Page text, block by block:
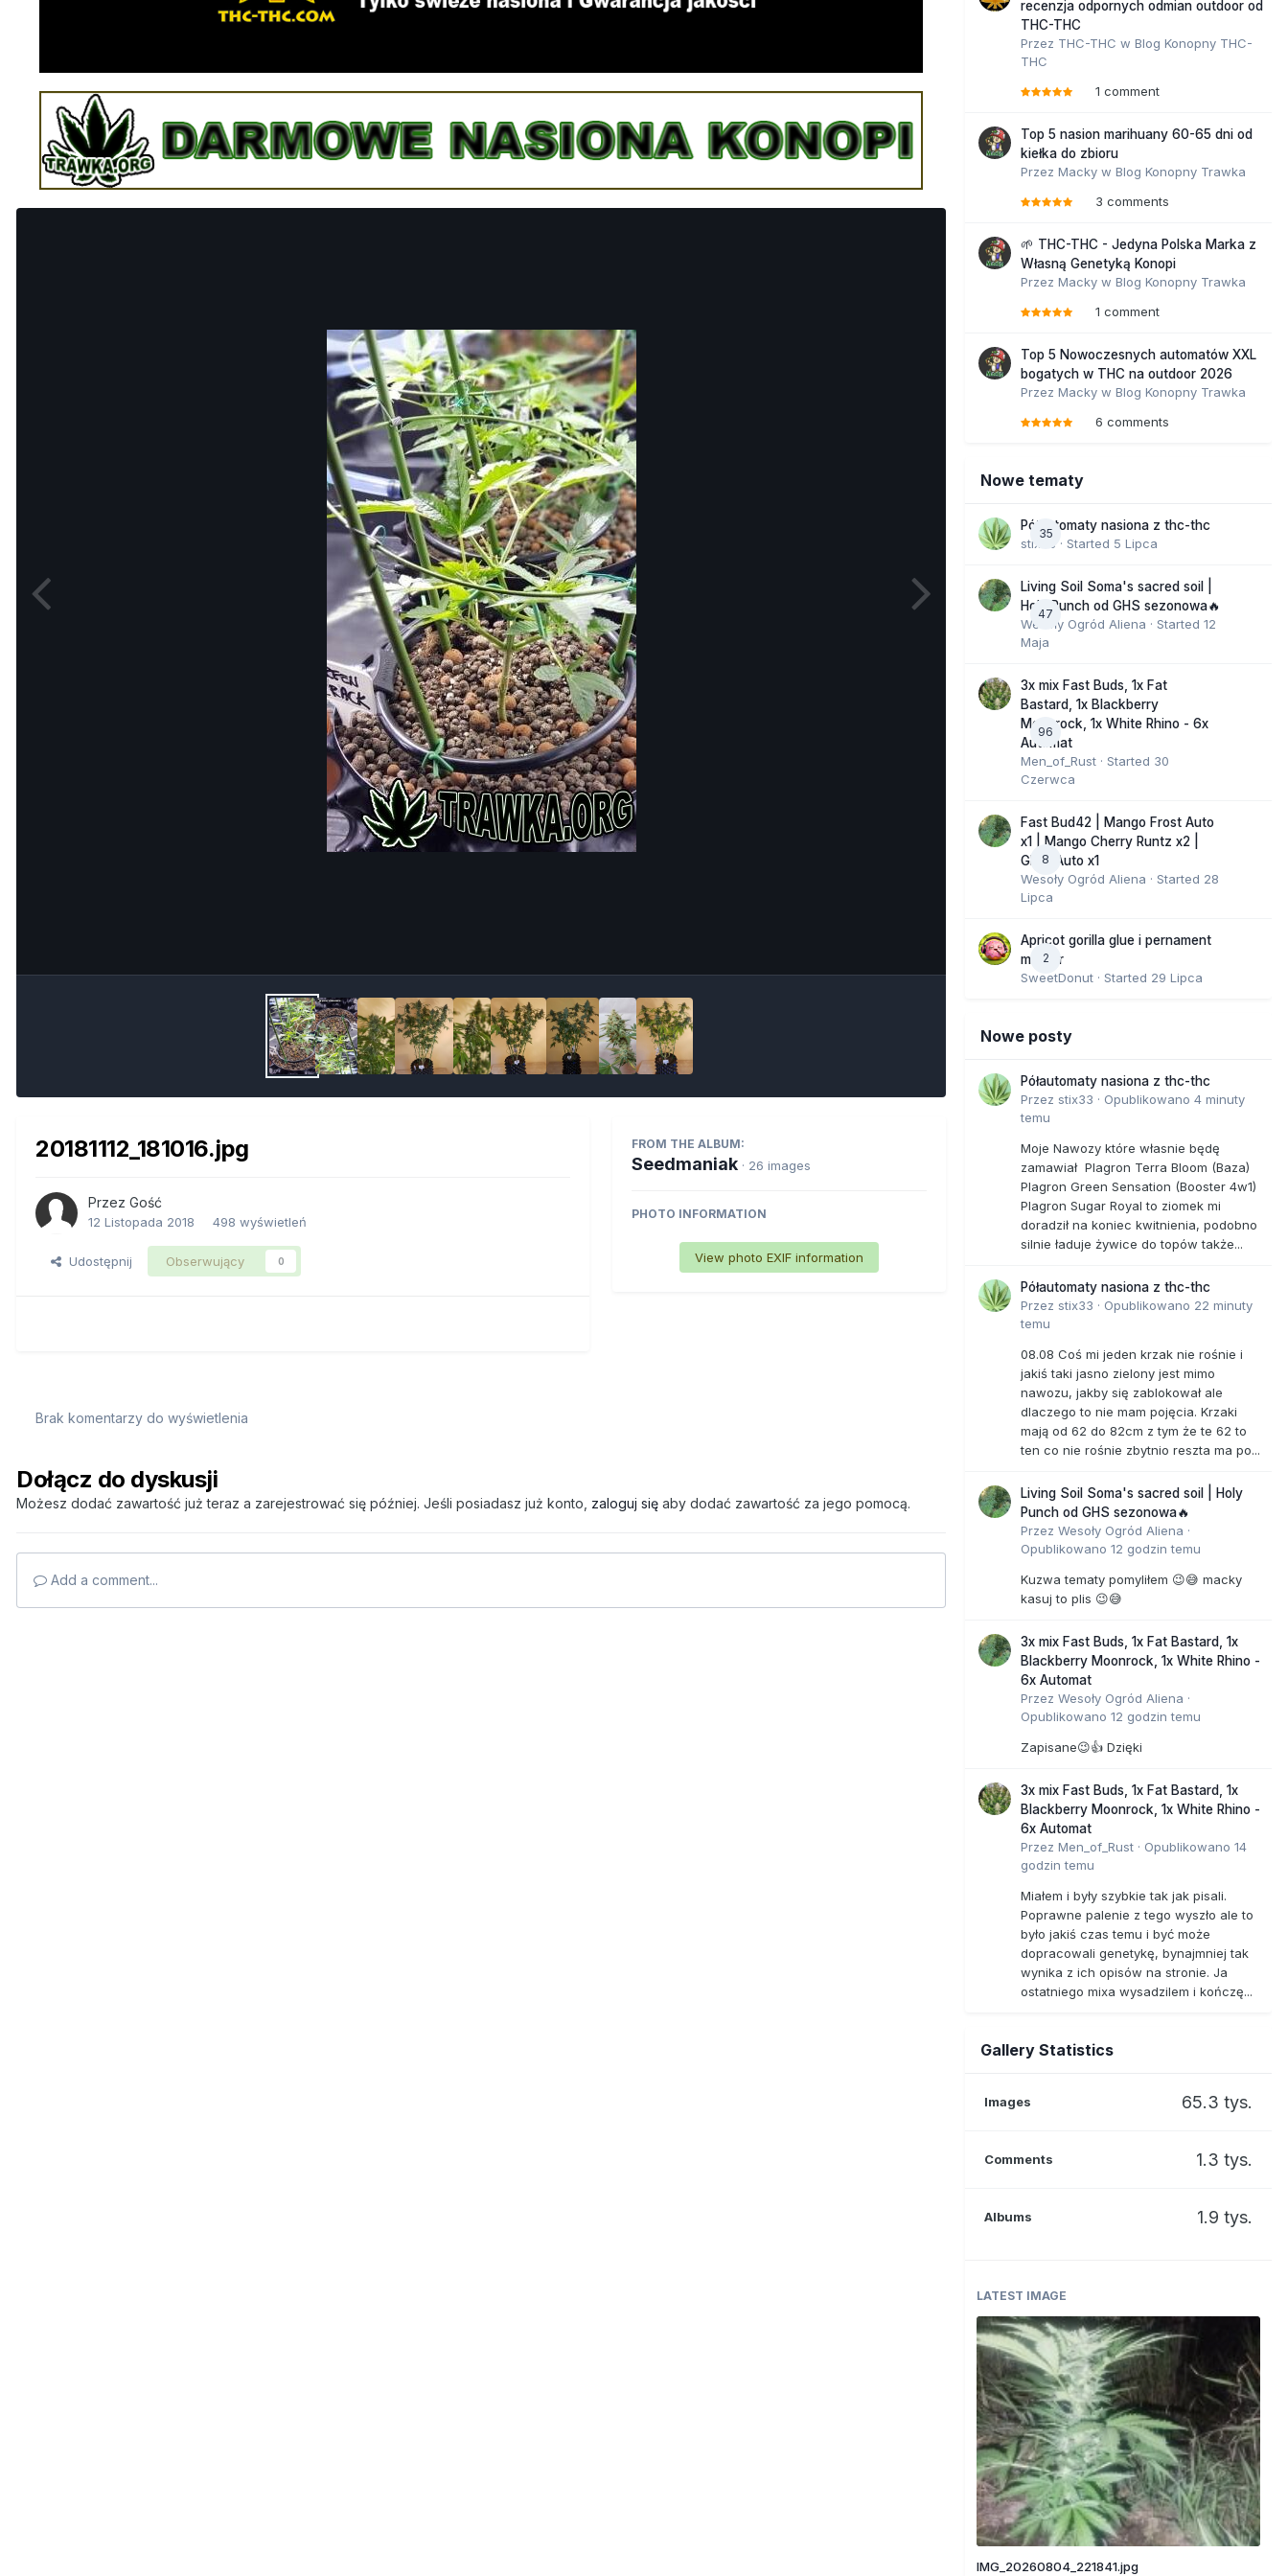
20181112_181016.jpg
Przez Gość
12 Listopada 2018 498 wyświetleń
Udostępnij Obserwujący 0
FROM THE ALBUM:
Seedmaniak · 26 images
PHOTO INFORMATION
View photo EXIF information
Brak komentarzy do wyświetlenia
Dołącz do dyskusji
Możesz dodać zawartość już teraz a zarejestrować się później. Jeśli posiadasz już konto, zaloguj się aby dodać zawartość za jego pomocą.
Add a comment...
recenzja odpornych odmian outdoor od
THC-THC
Przez THC-THC w Blog Konopny THC-
THC
1 comment
Top 5 nasion marihuany 60-65 dni od
kiełka do zbioru
Przez Macky w Blog Konopny Trawka
3 comments
🌱 THC-THC - Jedyna Polska Marka z
Własną Genetyką Konopi
Przez Macky w Blog Konopny Trawka
1 comment
Top 5 Nowoczesnych automatów XXL
bogatych w THC na outdoor 2026
Przez Macky w Blog Konopny Trawka
6 comments
Nowe tematy
35
Półautomaty nasiona z thc-thc
stix33 · Started 5 Lipca
47
Living Soil Soma's sacred soil |
Holy Punch od GHS sezonowa🔥
Wesoły Ogród Aliena · Started 12
Maja
96
3x mix Fast Buds, 1x Fat
Bastard, 1x Blackberry
Moonrock, 1x White Rhino - 6x
Automat
Men_of_Rust · Started 30
Czerwca
8
Fast Bud42 | Mango Frost Auto
x1 | Mango Cherry Runtz x2 |
GMO Auto x1
Wesoły Ogród Aliena · Started 28
Lipca
2
Apricot gorilla glue i pernament
marker
SweetDonut · Started 29 Lipca
Nowe posty
Półautomaty nasiona z thc-thc
Przez stix33 · Opublikowano 4 minuty
temu
Moje Nawozy które własnie będę
zamawiał Plagron Terra Bloom (Baza)
Plagron Green Sensation (Booster 4w1)
Plagron Sugar Royal to ziomek mi
doradził na koniec kwitnienia, podobno
silnie ładuje żywice do topów także...
Półautomaty nasiona z thc-thc
Przez stix33 · Opublikowano 22 minuty
temu
08.08 Coś mi jeden krzak nie rośnie i
jakiś taki jasno zielony jest mimo
nawozu, jakby się zablokował ale
dlaczego to nie mam pojęcia. Krzaki
mają od 62 do 82cm z tym że te 62 to
ten co nie rośnie zbytnio reszta ma po...
Living Soil Soma's sacred soil | Holy
Punch od GHS sezonowa🔥
Przez Wesoły Ogród Aliena ·
Opublikowano 12 godzin temu
Kuzwa tematy pomyliłem 😉😅 macky
kasuj to plis 😉😅
3x mix Fast Buds, 1x Fat Bastard, 1x
Blackberry Moonrock, 1x White Rhino -
6x Automat
Przez Wesoły Ogród Aliena ·
Opublikowano 12 godzin temu
Zapisane😉👍 Dzięki
3x mix Fast Buds, 1x Fat Bastard, 1x
Blackberry Moonrock, 1x White Rhino -
6x Automat
Przez Men_of_Rust · Opublikowano 14
godzin temu
Miałem i były szybkie tak jak pisali.
Poprawne palenie z tego wyszło ale to
było jakiś czas temu i być może
dopracowali genetykę, bynajmniej tak
wynika z ich opisów na stronie. Ja
ostatniego mixa wysadzilem i kończę...
Gallery Statistics
Images 65.3 tys.
Comments 1.3 tys.
Albums 1.9 tys.
LATEST IMAGE
IMG_20260804_221841.jpg